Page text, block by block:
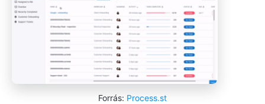
Forrás: Process.st